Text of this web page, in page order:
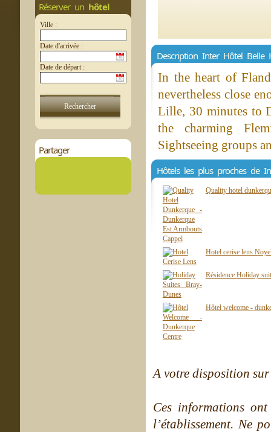
Réserver un hôtel
Ville :
Date d'arrivée :
Date de départ :
Partager
Description Inter Hôtel Belle
In the heart of
nevertheless close
Lille, 30 minutes to
the charming
Sightseeing groups
Hôtels les plus proches de
Quality hotel
Hotel cerise lens
Résidence Holiday
Hôtel welcome -
A votre disposition
Ces informations
l’établissement. Ne